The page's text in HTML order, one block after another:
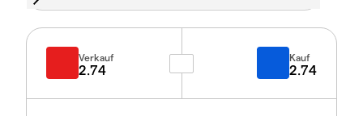
Verkauf
2.74
Kauf
2.74